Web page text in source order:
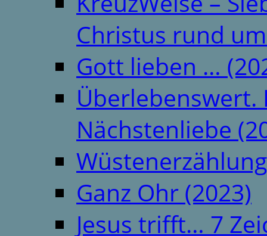
Christus rund
Gott lieben …
Überlebenswert.
Nächstenliebe
Ganz Ohr (2023)
Jesus trifft… 7